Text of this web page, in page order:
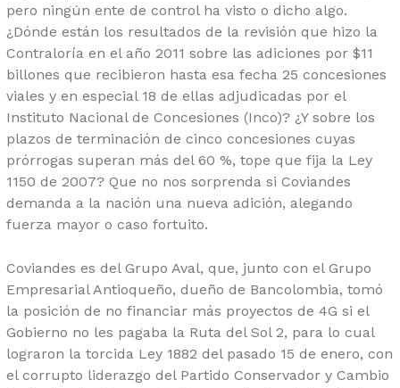
pero ningún ente de control ha visto o dicho algo.
¿Dónde están los resultados de la revisión que hizo la
Contraloría en el año 2011 sobre las adiciones por $11
billones que recibieron hasta esa fecha 25 concesiones
viales y en especial 18 de ellas adjudicadas por el
Instituto Nacional de Concesiones (Inco)? ¿Y sobre los
plazos de terminación de cinco concesiones cuyas
prórrogas superan más del 60 %, tope que fija la Ley
1150 de 2007? Que no nos sorprenda si Coviandes
demanda a la nación una nueva adición, alegando
fuerza mayor o caso fortuito.
Coviandes es del Grupo Aval, que, junto con el Grupo
Empresarial Antioqueño, dueño de Bancolombia, tomó
la posición de no financiar más proyectos de 4G si el
Gobierno no les pagaba la Ruta del Sol 2, para lo cual
lograron la torcida Ley 1882 del pasado 15 de enero, con
el corrupto liderazgo del Partido Conservador y Cambio